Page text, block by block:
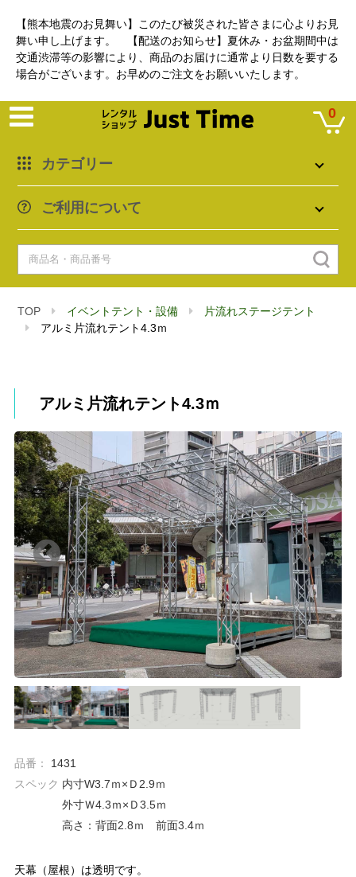
【熊本地震のお見舞い】このたび被災された皆さまに心よりお見
舞い申し上げます。 【配送のお知らせ】夏休み・お盆期間中は
交通渋滞等の影響により、商品のお届けに通常より日数を要する
場合がございます。お早めのご注文をお願いいたします。
カテゴリー
ご利用について
0
TOP イベントテント・設備
片流れステージテント
アルミ片流れテント4.3ｍ
アルミ片流れテント4.3ｍ
品番：
1431
スペック 内寸W3.7ｍ×Ｄ2.9ｍ
外寸Ｗ4.3ｍ×Ｄ3.5ｍ
高さ：背面2.8ｍ 前面3.4ｍ
天幕（屋根）は透明です。